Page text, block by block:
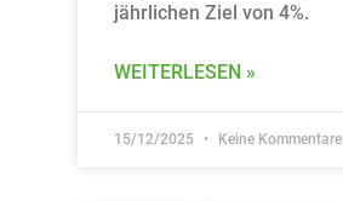
jährlichen Ziel von 4%.
WEITERLESEN »
15/12/2025 Keine Kommentare